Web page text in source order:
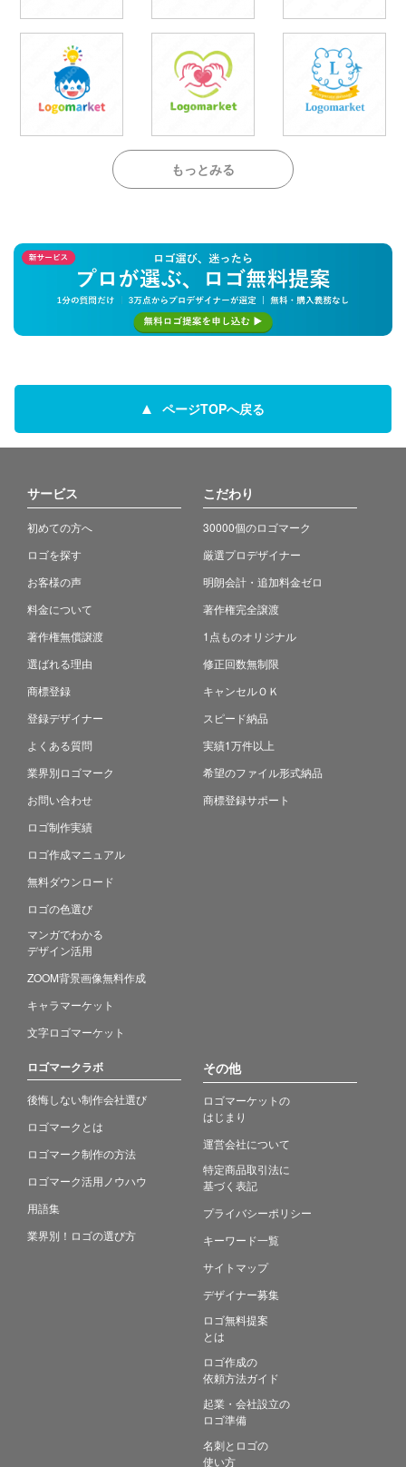
もっとみる
ページTOPへ戻る
サービス
初めての方へ
ロゴを探す
お客様の声
料金について
著作権無償譲渡
選ばれる理由
商標登録
登録デザイナー
よくある質問
業界別ロゴマーク
お問い合わせ
ロゴ制作実績
ロゴ作成マニュアル
無料ダウンロード
ロゴの色選び
マンガでわかる
デザイン活用
ZOOM背景画像無料作成
キャラマーケット
文字ロゴマーケット
こだわり
30000個のロゴマーク
厳選プロデザイナー
明朗会計・追加料金ゼロ
著作権完全譲渡
1点ものオリジナル
修正回数無制限
キャンセルＯＫ
スピード納品
実績1万件以上
希望のファイル形式納品
商標登録サポート
ロゴマークラボ
後悔しない制作会社選び
ロゴマークとは
ロゴマーク制作の方法
ロゴマーク活用ノウハウ
用語集
業界別！ロゴの選び方
その他
ロゴマーケットの
はじまり
運営会社について
特定商品取引法に
基づく表記
プライバシーポリシー
キーワード一覧
サイトマップ
デザイナー募集
ロゴ無料提案
とは
ロゴ作成の
依頼方法ガイド
起業・会社設立の
ロゴ準備
名刺とロゴの
使い方